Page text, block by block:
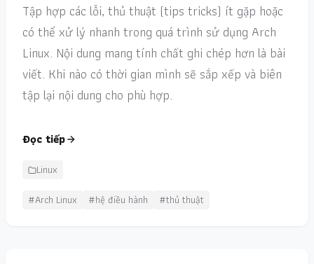
Tập hợp các lỗi, thủ thuật (tips tricks) ít gặp hoặc
có thể xử lý nhanh trong quá trình sử dụng Arch
Linux. Nội dung mang tính chất ghi chép hơn là bài
viết. Khi nào có thời gian mình sẽ sắp xếp và biên
tập lại nội dung cho phù hợp.
Đọc tiếp
Linux
#Arch Linux
#hệ điều hành #thủ thuật